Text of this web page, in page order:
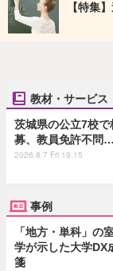
【特集
教材・サービス
茨城県の公立7校で
募、教員免許不問
2026.8.7 Fri 19:15
事例
「地方・単科」の
学が示した大学DX
箋